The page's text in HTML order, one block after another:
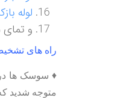
لوله
و تمای
راه های
♦ سوسک ها
متوجه شدید